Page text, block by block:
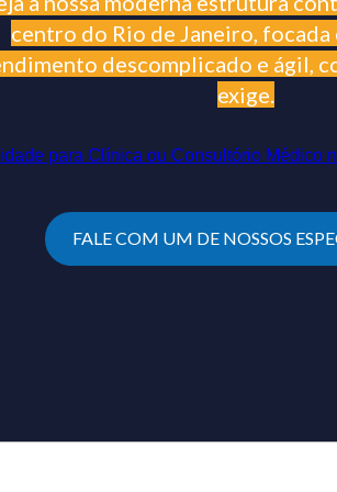
centro do Rio de Janeiro, focada
descomplicado e ágil,
exige.
FALE COM UM DE NOSSOS